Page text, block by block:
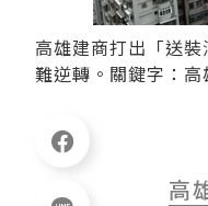
高雄建商打出「送
難逆轉。關鍵字：
高